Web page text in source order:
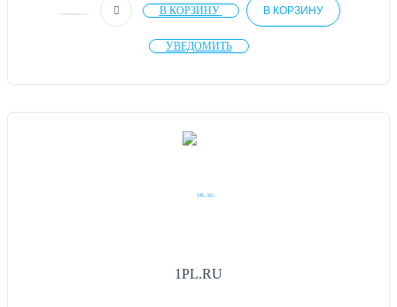
В КОРЗИНУ В КОРЗИНУ
УВЕДОМИТЬ
1PL.RU